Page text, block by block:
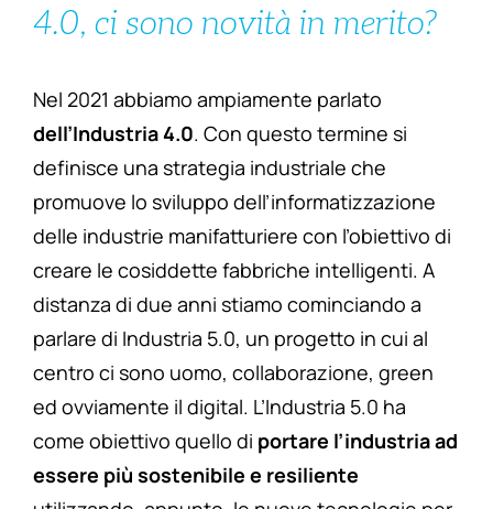
4.0, ci sono novità in merito?
Nel 2021 abbiamo ampiamente parlato
dell’Industria 4.0. Con questo termine si
definisce una strategia industriale che
promuove lo sviluppo dell’informatizzazione
delle industrie manifatturiere con l’obiettivo di
creare le cosiddette fabbriche intelligenti. A
distanza di due anni stiamo cominciando a
parlare di Industria 5.0, un progetto in cui al
centro ci sono uomo, collaborazione, green
ed ovviamente il digital. L’Industria 5.0 ha
come obiettivo quello di portare l’industria ad
essere più sostenibile e resiliente